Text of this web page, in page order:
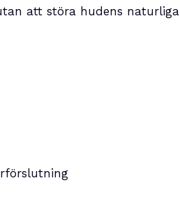
att störa hudens naturliga